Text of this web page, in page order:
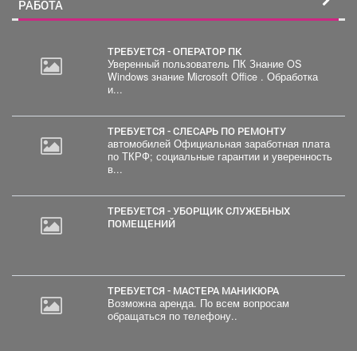
РАБОТА
ТРЕБУЕТСЯ - ОПЕРАТОР ПК
Уверенный пользователь ПК Знание OS
Windows знание Microsoft Office . Обработка
и...
ТРЕБУЕТСЯ - СЛЕСАРЬ ПО РЕМОНТУ
автомобилей Официальная заработная плата
по ТКРФ; социальные гарантии и уверенность
в...
ТРЕБУЕТСЯ - УБОРЩИК СЛУЖЕБНЫХ
ПОМЕЩЕНИЙ
ТРЕБУЕТСЯ - МАСТЕРА МАНИКЮРА
Возможна аренда. По всем вопросам
обращаться по телефону..